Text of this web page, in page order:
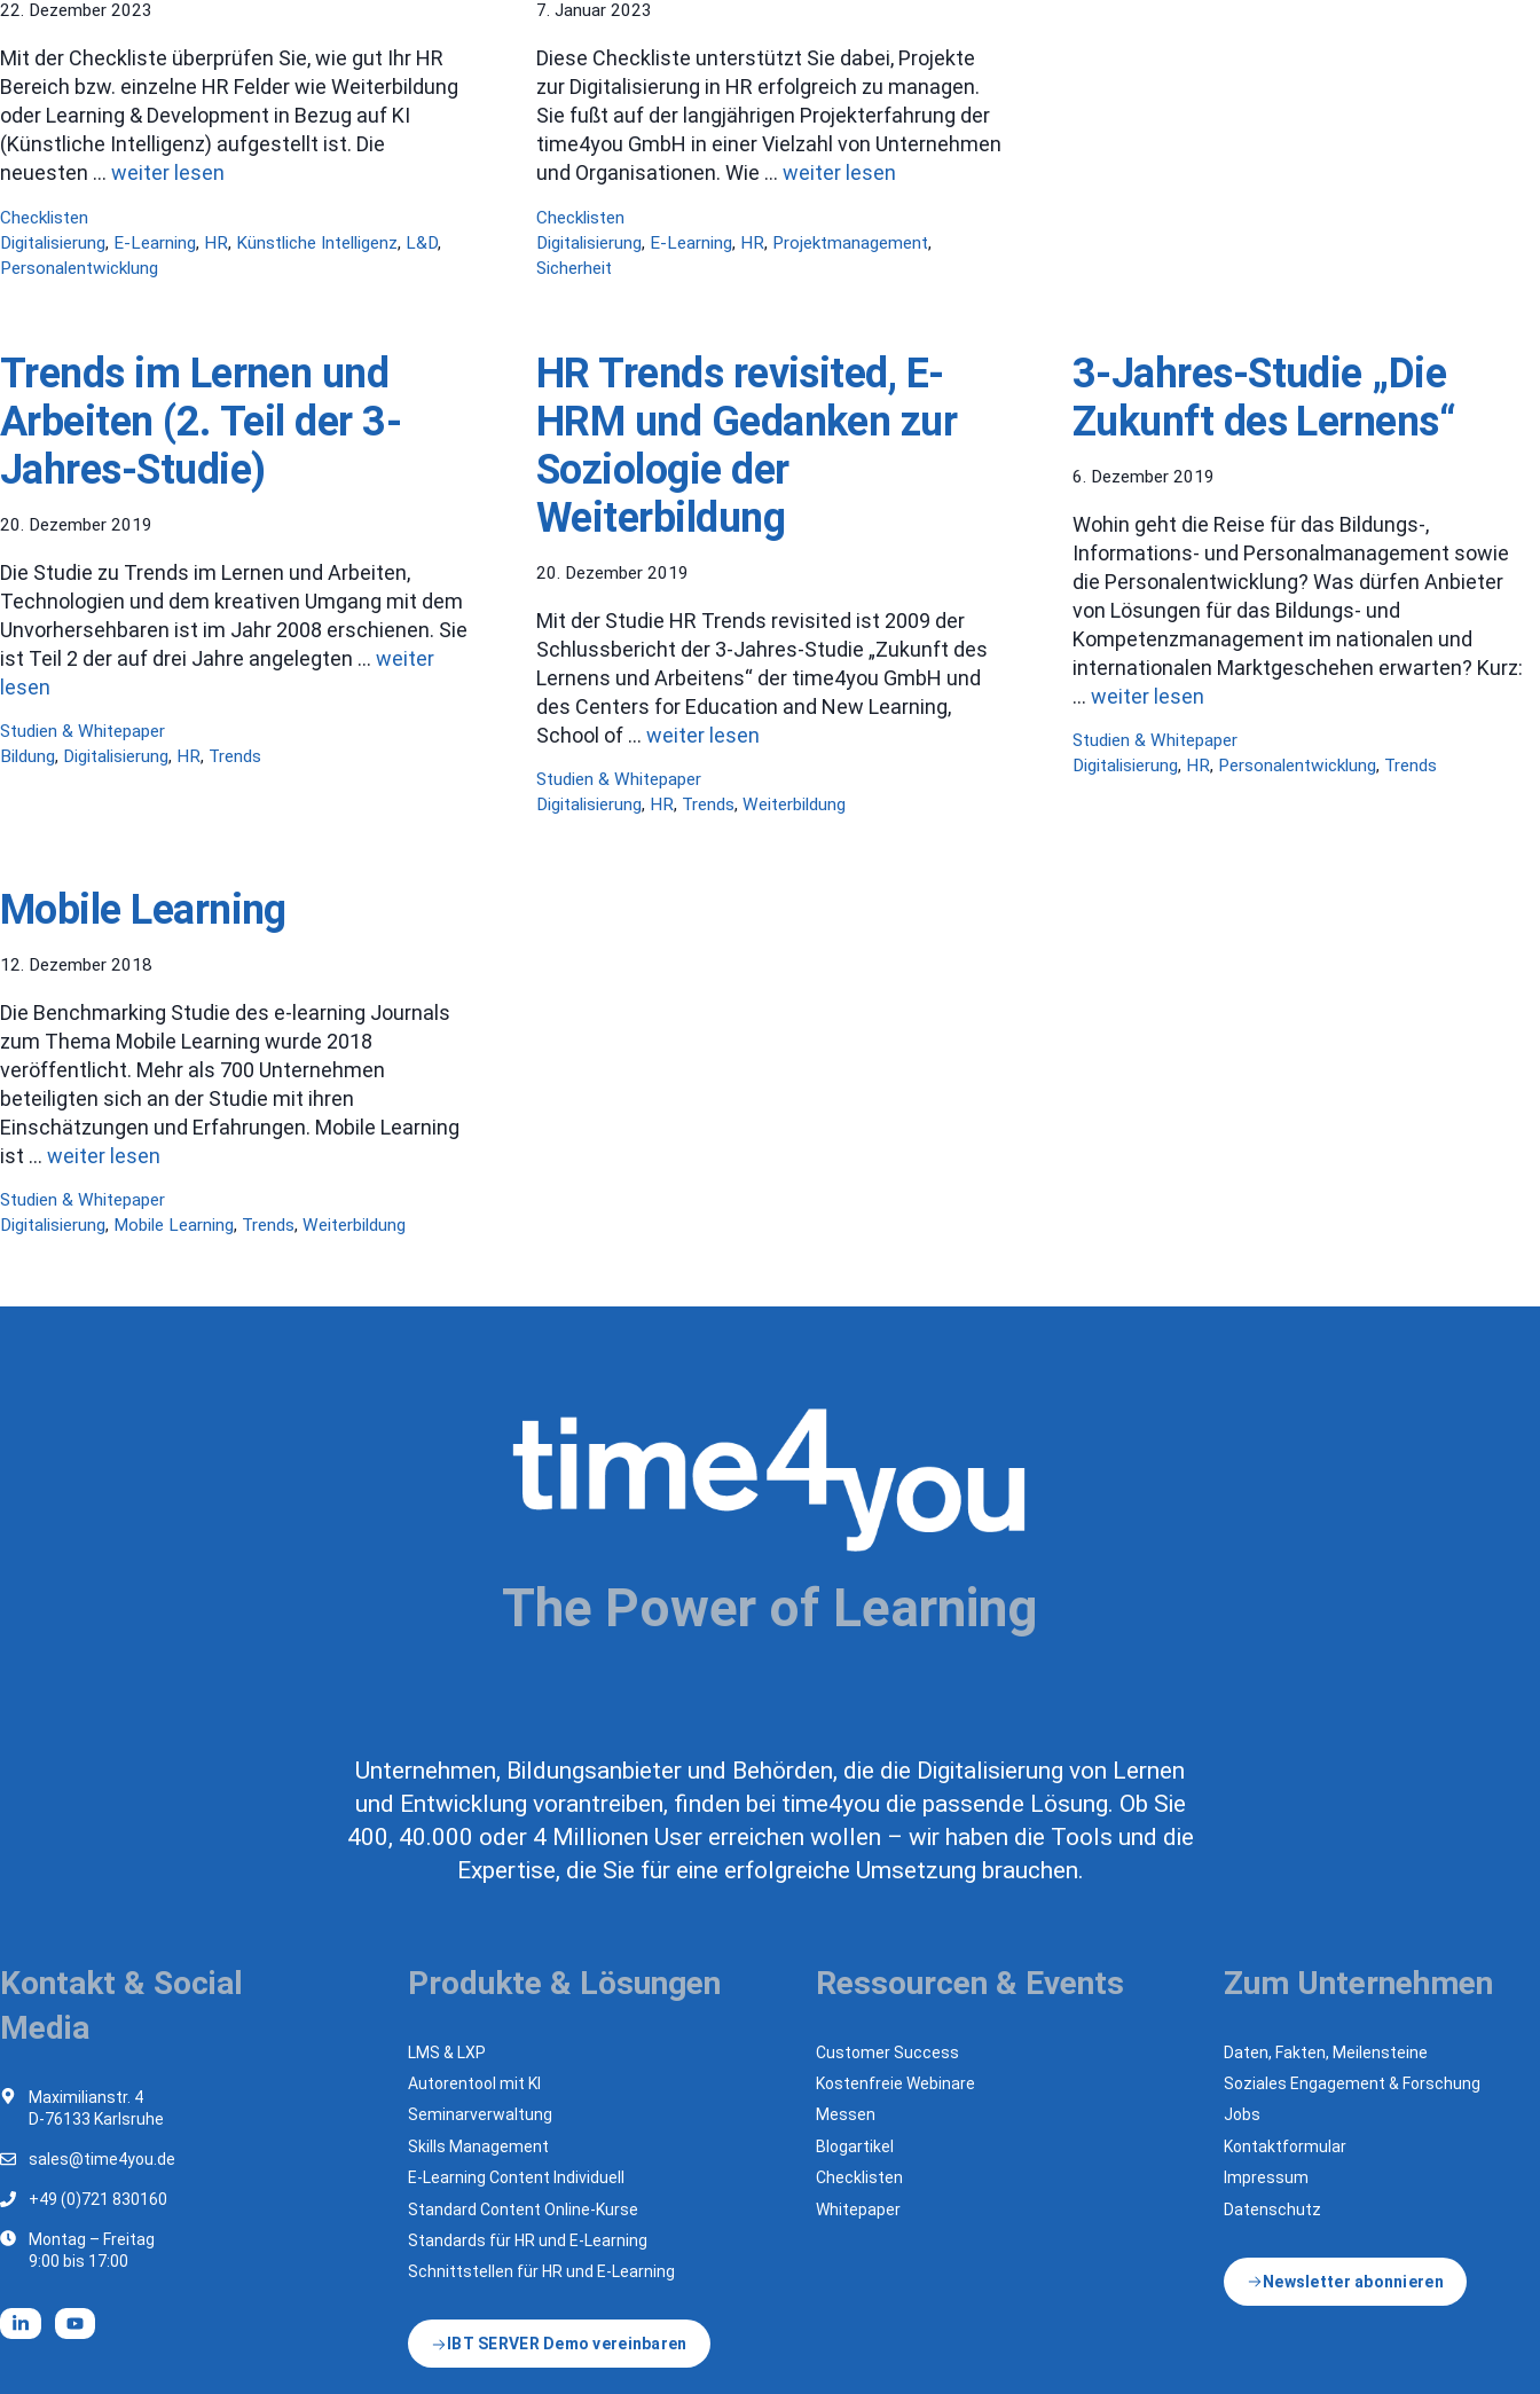
22. Dezember 2023
Mit der Checkliste überprüfen Sie, wie gut Ihr HR
Bereich bzw. einzelne HR Felder wie Weiterbildung
oder Learning & Development in Bezug auf KI
(Künstliche Intelligenz) aufgestellt ist. Die
neuesten … weiter lesen
Kategorien
Checklisten
Schlagwörter
Digitalisierung, E-Learning, HR, Künstliche Intelligenz, L&D,
Personalentwicklung
7. Januar 2023
Diese Checkliste unterstützt Sie dabei, Projekte
zur Digitalisierung in HR erfolgreich zu managen.
Sie fußt auf der langjährigen Projekterfahrung der
time4you GmbH in einer Vielzahl von Unternehmen
und Organisationen. Wie … weiter lesen
Kategorien
Checklisten
Schlagwörter
Digitalisierung, E-Learning, HR, Projektmanagement,
Sicherheit
Trends im Lernen und
Arbeiten (2. Teil der 3-
Jahres-Studie)
20. Dezember 2019
Die Studie zu Trends im Lernen und Arbeiten,
Technologien und dem kreativen Umgang mit dem
Unvorhersehbaren ist im Jahr 2008 erschienen. Sie
ist Teil 2 der auf drei Jahre angelegten … weiter
lesen
Kategorien
Studien & Whitepaper
Schlagwörter
Bildung, Digitalisierung, HR, Trends
HR Trends revisited, E-
HRM und Gedanken zur
Soziologie der
Weiterbildung
20. Dezember 2019
Mit der Studie HR Trends revisited ist 2009 der
Schlussbericht der 3-Jahres-Studie „Zukunft des
Lernens und Arbeitens“ der time4you GmbH und
des Centers for Education and New Learning,
School of … weiter lesen
Kategorien
Studien & Whitepaper
Schlagwörter
Digitalisierung, HR, Trends, Weiterbildung
3-Jahres-Studie „Die
Zukunft des Lernens“
6. Dezember 2019
Wohin geht die Reise für das Bildungs-,
Informations- und Personalmanagement sowie
die Personalentwicklung? Was dürfen Anbieter
von Lösungen für das Bildungs- und
Kompetenzmanagement im nationalen und
internationalen Marktgeschehen erwarten? Kurz:
… weiter lesen
Kategorien
Studien & Whitepaper
Schlagwörter
Digitalisierung, HR, Personalentwicklung, Trends
Mobile Learning
12. Dezember 2018
Die Benchmarking Studie des e-learning Journals
zum Thema Mobile Learning wurde 2018
veröffentlicht. Mehr als 700 Unternehmen
beteiligten sich an der Studie mit ihren
Einschätzungen und Erfahrungen. Mobile Learning
ist … weiter lesen
Kategorien
Studien & Whitepaper
Schlagwörter
Digitalisierung, Mobile Learning, Trends, Weiterbildung
The Power of Learning
Unternehmen, Bildungsanbieter und Behörden, die die Digitalisierung von Lernen
und Entwicklung vorantreiben, finden bei time4you die passende Lösung. Ob Sie
400, 40.000 oder 4 Millionen User erreichen wollen – wir haben die Tools und die
Expertise, die Sie für eine erfolgreiche Umsetzung brauchen.
Kontakt & Social
Media
Maximilianstr. 4
D-76133 Karlsruhe
sales@time4you.de
+49 (0)721 830160
Montag – Freitag
9:00 bis 17:00
Produkte & Lösungen
LMS & LXP
Autorentool mit KI
Seminarverwaltung
Skills Management
E-Learning Content Individuell
Standard Content Online-Kurse
Standards für HR und E-Learning
Schnittstellen für HR und E-Learning
IBT SERVER Demo vereinbaren
Ressourcen & Events
Customer Success
Kostenfreie Webinare
Messen
Blogartikel
Checklisten
Whitepaper
Zum Unternehmen
Daten, Fakten, Meilensteine
Soziales Engagement & Forschung
Jobs
Kontaktformular
Impressum
Datenschutz
Newsletter abonnieren